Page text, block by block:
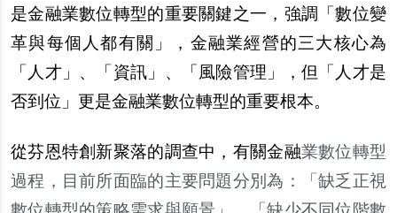
是金融業數位轉型的重要關鍵之一，強調「數位變
革與每個人都有關」，金融業經營的三大核心為
「人才」、「資訊」、「風險管理」，但「人才是
否到位」更是金融業數位轉型的重要根本。
從芬恩特創新聚落的調查中，有關金融業數位轉型
過程，目前所面臨的主要問題分別為：「缺乏正視